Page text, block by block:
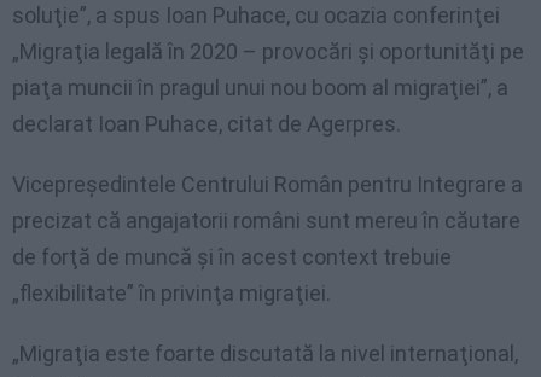
soluţie”, a spus Ioan Puhace, cu ocazia conferinţei
„Migraţia legală în 2020 – provocări şi oportunităţi pe
piaţa muncii în pragul unui nou boom al migraţiei”, a
declarat Ioan Puhace, citat de Agerpres.
Vicepreşedintele Centrului Român pentru Integrare a
precizat că angajatorii români sunt mereu în căutare
de forţă de muncă şi în acest context trebuie
„flexibilitate” în privinţa migraţiei.
„Migraţia este foarte discutată la nivel internaţional,